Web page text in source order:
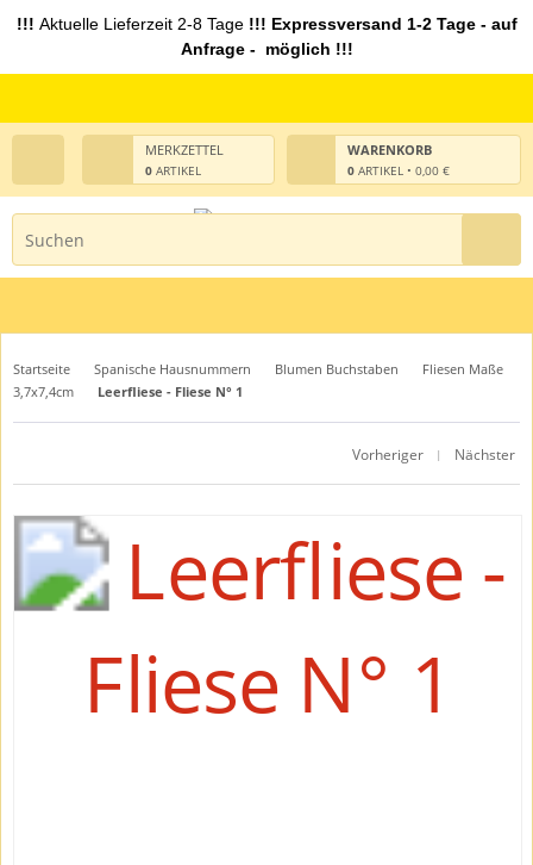
!!! Aktuelle Lieferzeit 2-8 Tage !!! Expressversand 1-2 Tage - auf
Anfrage - möglich !!!
WARENKORB
0 ARTIKEL • 0,00 €
MERKZETTEL
0 ARTIKEL
Startseite Spanische Hausnummern Blumen Buchstaben
Fliesen Maße
3,7x7,4cm
Leerfliese - Fliese N° 1
Vorheriger | Nächster